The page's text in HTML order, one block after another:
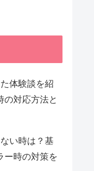
体験談を紹
の対応方法と
い時は？基
ー時の対策を